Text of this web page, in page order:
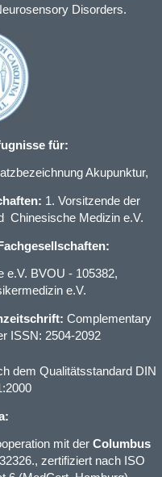
Disorders.
für:
Akupunktur,
1. Vorsitzende der
Chinesische Medizin e.V.
e.V. BVOU - 105382,
e.V.
Complementary
ISSN: 2504-2092
dem Qualitätsstandard DIN
mit der Columbus
zertifiziert nach ISO